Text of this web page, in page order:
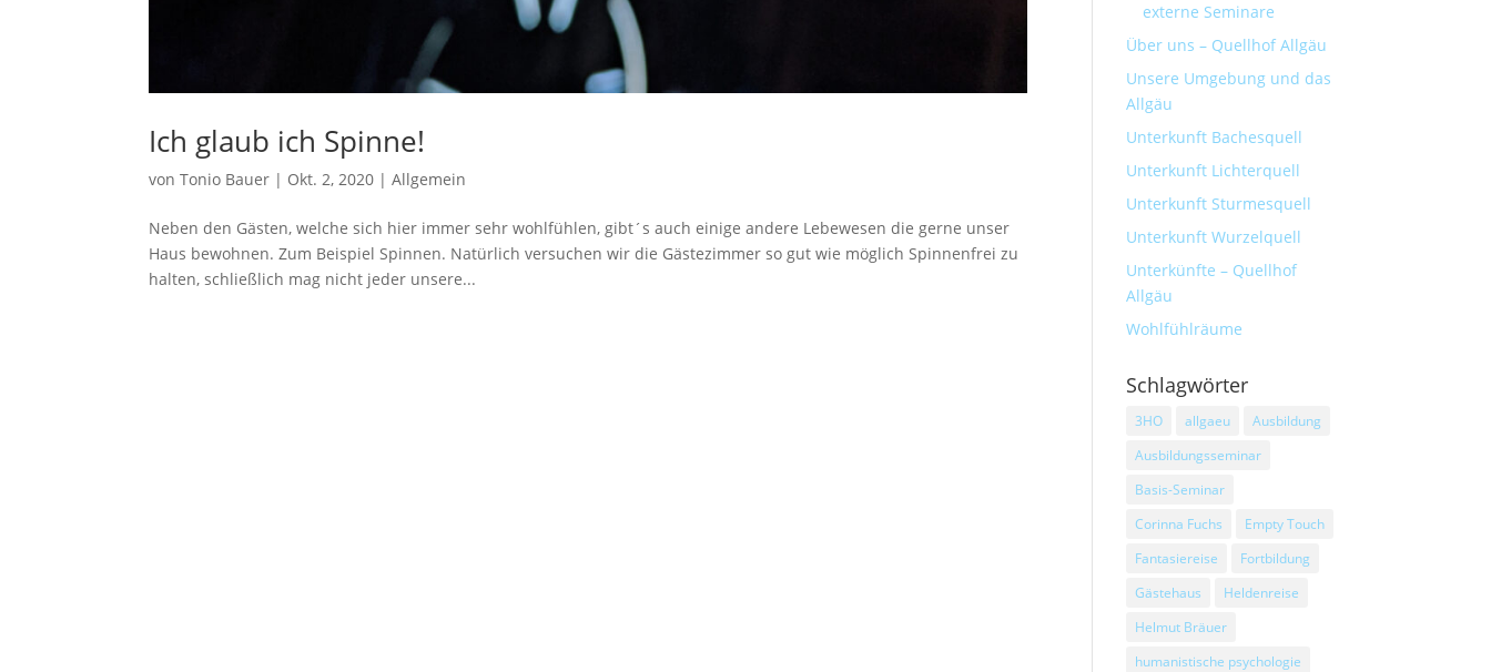
Ich glaub ich Spinne!
vonTonio Bauer | Okt. 2, 2020 |Allgemein
Neben den Gästen, welche sich hier immer sehr wohlfühlen, gibt´s auch einige andere Lebewesen die gerne unser
Haus bewohnen. Zum Beispiel Spinnen. Natürlich versuchen wir die Gästezimmer so gut wie möglich Spinnenfrei zu
halten, schließlich mag nicht jeder unsere...
externe Seminare
Über uns – Quellhof Allgäu
Unsere Umgebung und das
Allgäu
Unterkunft Bachesquell
Unterkunft Lichterquell
Unterkunft Sturmesquell
Unterkunft Wurzelquell
Unterkünfte – Quellhof
Allgäu
Wohlfühlräume
Schlagwörter
3HO allgaeu
Ausbildung
Ausbildungsseminar
Basis-Seminar
Corinna Fuchs
Empty Touch
Fantasiereise
Fortbildung
Gästehaus
Heldenreise
Helmut Bräuer
humanistische psychologie